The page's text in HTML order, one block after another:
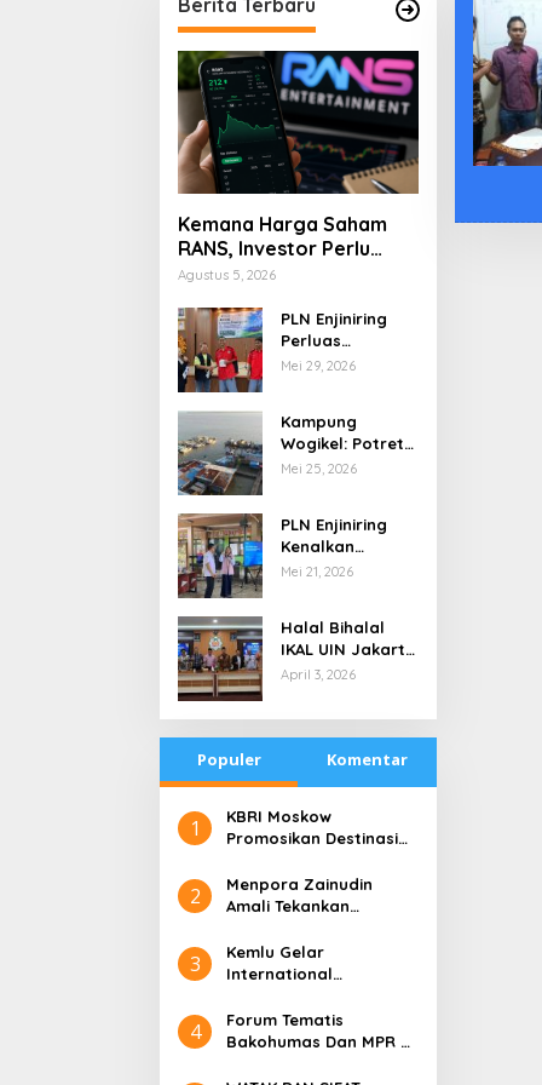
Kemana Harga Saham
RANS, Investor Perlu
Cermati Fundamental
Spekulasi Berlebihan
Agustus 5, 2026
PLN Enjiniring
Perluas
Wawasan Siswa
Perubahan Iklim
Mei 29, 2026
Kampung
Wogikel: Potret
Kehidupan
yang Bertahan
di Tengah
Keterbatasan
Mei 25, 2026
PLN Enjiniring
Kenalkan
Teknologi Energi
Mei 21, 2026
Halal Bihalal
IKAL UIN Jakarta
NTB, Alumni UIN
April 3, 2026
Populer Komentar
1
​KBRI Moskow
Promosikan Destinasi
Bali’
2
​Menpora Zainudin
Amali Tekankan
untuk DBON
3
​Kemlu Gelar
International
Diplomacy (ICDD)
4
Forum Tematis
Bakohumas Dan MPR RI